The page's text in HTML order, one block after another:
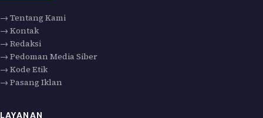
→ Tentang Kami
→ Kontak
→ Redaksi
→ Pedoman Media Siber
→ Kode Etik
→ Pasang Iklan
LAYANAN